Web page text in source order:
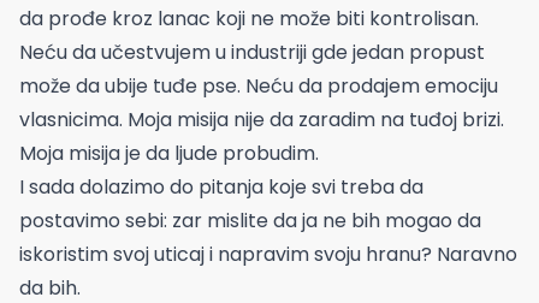
da prođe kroz lanac koji ne može biti kontrolisan.
Neću da učestvujem u industriji gde jedan propust
može da ubije tuđe pse. Neću da prodajem emociju
vlasnicima. Moja misija nije da zaradim na tuđoj brizi.
Moja misija je da ljude probudim.
I sada dolazimo do pitanja koje svi treba da
postavimo sebi: zar mislite da ja ne bih mogao da
iskoristim svoj uticaj i napravim svoju hranu? Naravno
da bih.